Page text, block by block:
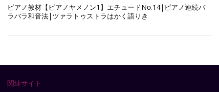
ピアノ教材【ピアノヤメノン1】エチュードNo.14|ピアノ連続バ
ラバラ和音法|ツァラトゥストラはかく語りき
関連サイト